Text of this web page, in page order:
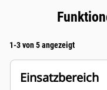
1-3 von 5 angezeigt
Einsatzbereich